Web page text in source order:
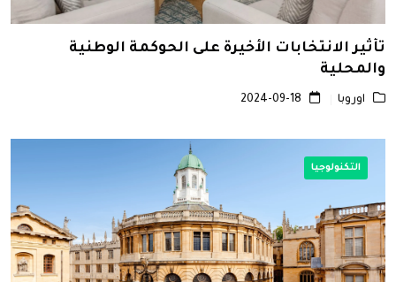
تأثير الانتخابات الأخيرة على الحوكمة الوطنية
والمحلية
اوروبا
التكنولوجيا